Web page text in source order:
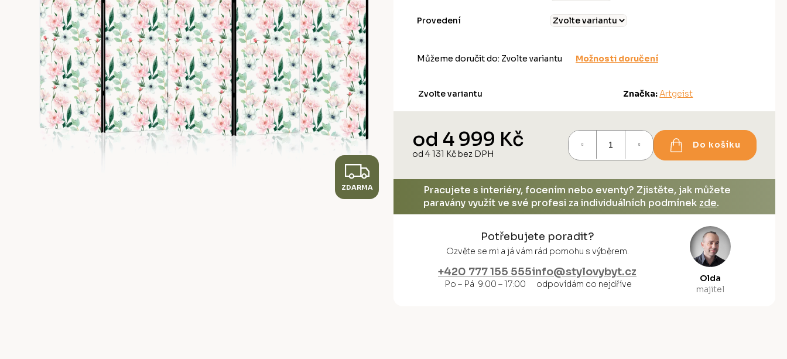
Provedení
Můžeme doručit do: Zvolte variantu Možnosti doručení
Zvolte variantu Značka: Artgeist
od 4 999 Kč
od 4 131 Kčbez DPH
Do košíku
Pracujete s interiéry, focením nebo eventy? Zjistěte, jak můžete
paravány využít ve své profesi za individuálních podmínek zde.
Potřebujete poradit?
Ozvěte se mi a já vám rád pomohu s výběrem.
+420 777 155 555
Po – Pá 9:00 – 17:00
info@stylovybyt.cz
odpovídám co nejdříve
Olda
majitel
Z
D
ZDARMA